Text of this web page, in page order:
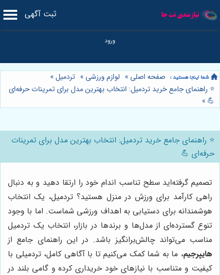
ثبت آگهی
صفحه اصلی » لوازم ورزشی » تردمیل»
⭐️ راهنمای جامع خرید تردمیل: انتخاب بهترین مدل برای تمرینات حرفه‌ای
💪
»
⭐️ راهنمای جامع خرید تردمیل: انتخاب بهترین مدل برای تمرینات
حرفه‌ای 💪
تصمیم گرفته‌اید سطح تناسب اندام خود را ارتقا دهید و به دنبال
راهی کارآمد برای ورزش در منزل هستید؟ تردمیل، یک انتخاب
هوشمندانه برای دستیابی به اهداف ورزشی شماست. اما با وجود
تنوع گسترده‌ای از مدل‌ها و برندها در بازار، انتخاب یک تردمیل
مناسب می‌تواند چالش‌برانگیز باشد. در این راهنمای جامع از
هایپرجیم، ما به شما کمک می‌کنیم تا با آگاهی کامل، تردمیلی با
کیفیت و متناسب با نیازهای خود خریداری کرده و گامی بلند در